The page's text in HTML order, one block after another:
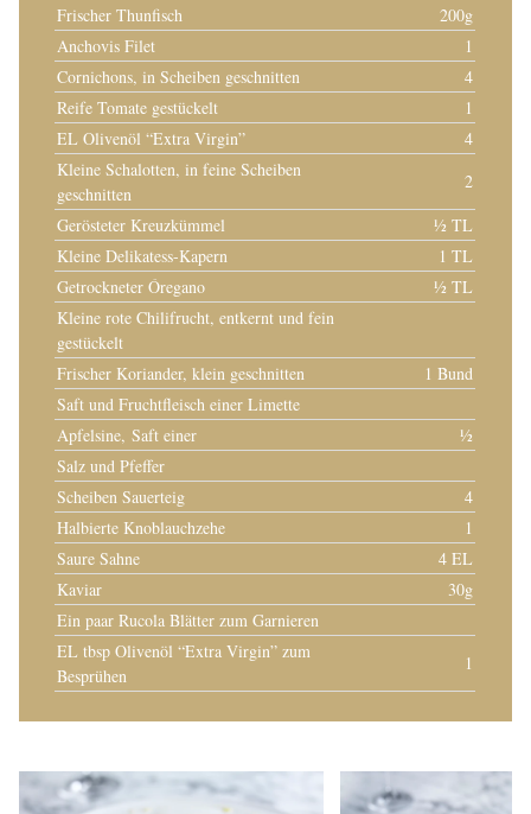
Frischer Thunfisch
200g
Anchovis Filet
1
Cornichons, in Scheiben geschnitten
4
Reife Tomate gestückelt
1
EL Olivenöl “Extra Virgin”
4
Kleine Schalotten, in feine Scheiben
geschnitten
2
Gerösteter Kreuzkümmel
½ TL
Kleine Delikatess-Kapern
1 TL
Getrockneter Óregano
½ TL
Kleine rote Chilifrucht, entkernt und fein
gestückelt
Frischer Koriander, klein geschnitten
1 Bund
Saft und Fruchtfleisch einer Limette
Apfelsine, Saft einer
½
Salz und Pfeffer
Scheiben Sauerteig
4
Halbierte Knoblauchzehe
1
Saure Sahne
4 EL
Kaviar
30g
Ein paar Rucola Blätter zum Garnieren
EL tbsp Olivenöl “Extra Virgin” zum
Besprühen
1